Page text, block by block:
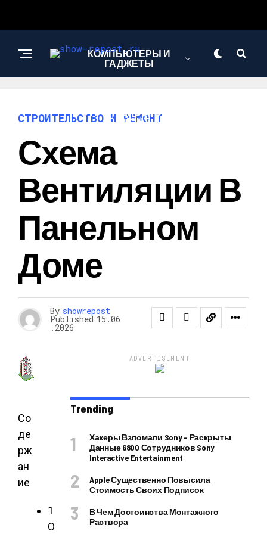
КОМПЬЮТЕРЫ И
ГАДЖЕТЫ
СТРОИТЕЛЬСТВО И
РЕМОНТ
СТРОИТЕЛЬСТВО И РЕМОНТ
Схема
Вентиляции В
Панельном
Доме
By showrepost
Published 15.06
.2026
Со
де
рж
ан
ие
1
О
ADVERTISEMENT
Trending
Хакеры Взломали Sony – Раскрыты
Данные 6800 Сотрудников Sony
Interactive Entertainment
Apple Существенно Повысила
Стоимость Своих Подписок
В Чем Достоинства Монтажного
Раствора